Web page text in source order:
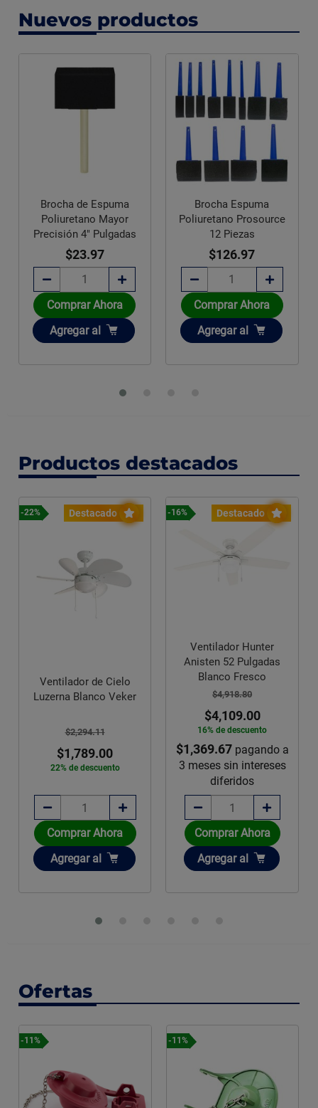
Nuevos productos
Brocha de Espuma
Poliuretano Mayor
Precisión 4" Pulgadas
$23.97
Comprar Ahora
Añadir
Agregar al
Brocha Espuma
Poliuretano Prosource
12 Piezas
$126.97
Comprar Ahora
Añadir
Agregar al
Productos destacados
Destacado
-22%
Ventilador de Cielo
Luzerna Blanco Veker
$2,294.11
$1,789.00
22% de descuento
Comprar Ahora
Añadir
Agregar al
Destacado
-16%
Ventilador Hunter
Anisten 52 Pulgadas
Blanco Fresco
$4,918.80
$4,109.00
16% de descuento
$1,369.67pagando a
3 meses sin intereses
diferidos
Comprar Ahora
Añadir
Agregar al
Ofertas
-11% -11%